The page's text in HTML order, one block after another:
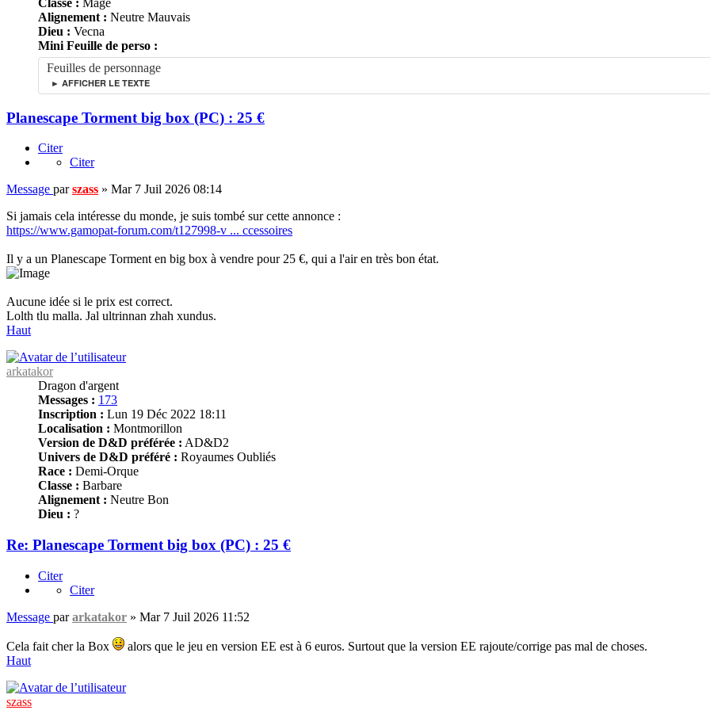
Alignement : Neutre Mauvais
Dieu : Vecna
Mini Feuille de perso :
Feuilles de personnage
► AFFICHER LE TEXTE
Planescape Torment big box (PC) : 25 €
Citer
Citer
Message parszass » Mar 7 Juil 2026 08:14
Si jamais cela intéresse du monde, je suis tombé sur cette annonce :
https://www.gamopat-forum.com/t127998-v ... ccessoires
Il y a un Planescape Torment en big box à vendre pour 25 €, qui a l'air en très bon état.
Aucune idée si le prix est correct.
Lolth tlu malla. Jal ultrinnan zhah xundus.
Haut
arkatakor
Dragon d'argent
Messages : 173
Inscription : Lun 19 Déc 2022 18:11
Localisation : Montmorillon
Version de D&D préférée : AD&D2
Univers de D&D préféré : Royaumes Oubliés
Race : Demi-Orque
Classe : Barbare
Alignement : Neutre Bon
Dieu : ?
Re: Planescape Torment big box (PC) : 25 €
Citer
Citer
Message pararkatakor » Mar 7 Juil 2026 11:52
Cela fait cher la Box
alors que le jeu en version EE est à 6 euros. Surtout que la version EE rajoute/corrige pas mal de choses.
Haut
szass